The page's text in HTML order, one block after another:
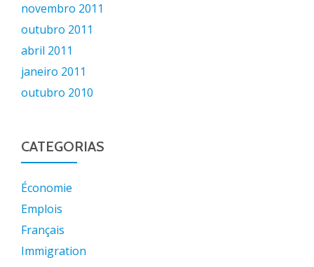
novembro 2011
outubro 2011
abril 2011
janeiro 2011
outubro 2010
CATEGORIAS
Économie
Emplois
Français
Immigration